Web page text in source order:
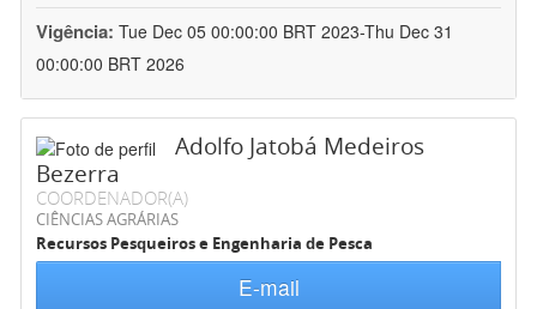
Vigência: Tue Dec 05 00:00:00 BRT 2023-Thu Dec 31
00:00:00 BRT 2026
Adolfo Jatobá Medeiros
Bezerra
COORDENADOR(A)
CIÊNCIAS AGRÁRIAS
Recursos Pesqueiros e Engenharia de Pesca
E-mail